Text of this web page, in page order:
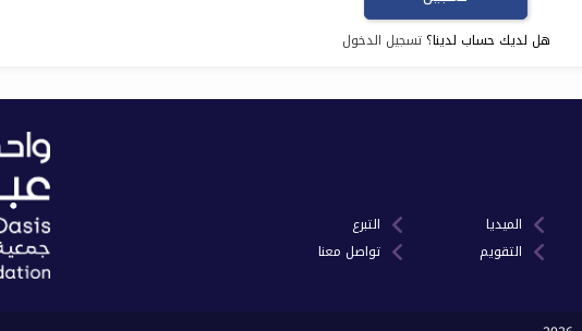
هل لديك حساب لدينا؟تسجيل الدخول
الميديا
التقويم
التبرع
تواصل معنا